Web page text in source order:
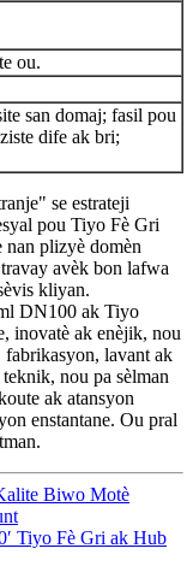
ou.
san domaj; fasil pou
dife ak bri;
se estrateji
pou Tiyo Fè Gri
plizyè domèn
avèk bon lafwa
kliyan.
DN100 ak Tiyo
inovatè ak enèjik, nou
fabrikasyon, lavant ak
nou pa sèlman
ak atansyon
enstantane. Ou pral
Biwo Motè
Tiyo Fè Gri ak Hub